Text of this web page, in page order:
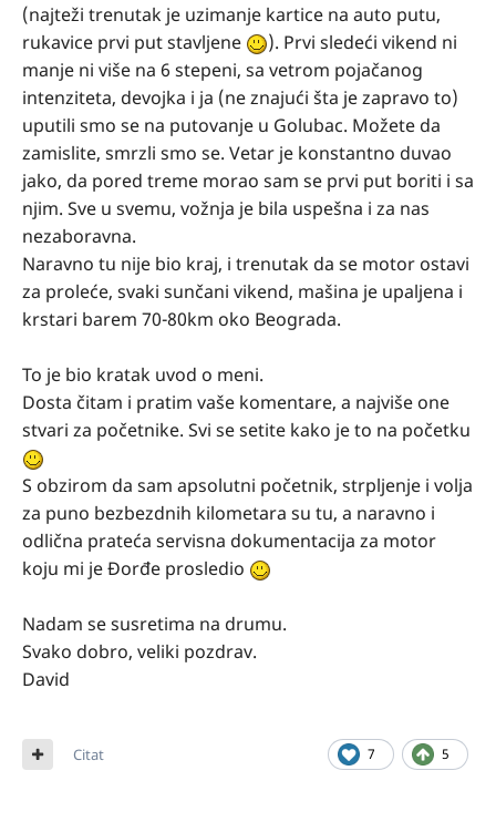
(najteži trenutak je uzimanje kartice na auto putu,
rukavice prvi put stavljene
). Prvi sledeći vikend ni
manje ni više na 6 stepeni, sa vetrom pojačanog
intenziteta, devojka i ja (ne znajući šta je zapravo to)
uputili smo se na putovanje u Golubac. Možete da
zamislite, smrzli smo se. Vetar je konstantno duvao
jako, da pored treme morao sam se prvi put boriti i sa
njim. Sve u svemu, vožnja je bila uspešna i za nas
nezaboravna.
Naravno tu nije bio kraj, i trenutak da se motor ostavi
za proleće, svaki sunčani vikend, mašina je upaljena i
krstari barem 70-80km oko Beograda.
To je bio kratak uvod o meni.
Dosta čitam i pratim vaše komentare, a najviše one
stvari za početnike. Svi se setite kako je to na početku
S obzirom da sam apsolutni početnik, strpljenje i volja
za puno bezbezdnih kilometara su tu, a naravno i
odlična prateća servisna dokumentacija za motor
koju mi je Đorđe prosledio
Nadam se susretima na drumu.
Svako dobro, veliki pozdrav.
David
7 5
Citat